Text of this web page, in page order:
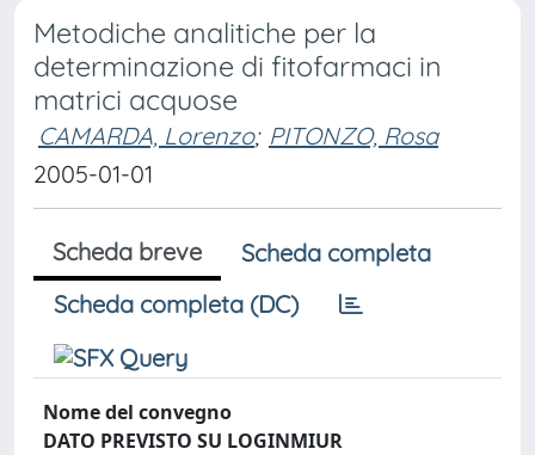
Metodiche analitiche per la
determinazione di fitofarmaci in
matrici acquose
CAMARDA, Lorenzo; PITONZO, Rosa
2005-01-01
Scheda breve
Scheda completa
Scheda completa (DC)
Nome del convegno
DATO PREVISTO SU LOGINMIUR